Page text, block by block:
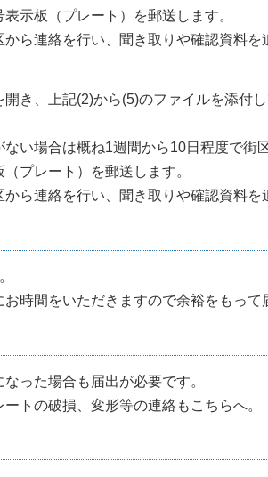
示板（プレート）を郵送します。
ら連絡を行い、聞き取りや確認資料
き、上記(2)から(5)のファイルを添付し
い場合は概ね1週間から10日程度で街
プレート）を郵送します。
ら連絡を行い、聞き取りや確認資料
時間をいただきますので余裕をもって
った場合も届出が必要です。
トの破損、変形等の連絡もこちらへ。